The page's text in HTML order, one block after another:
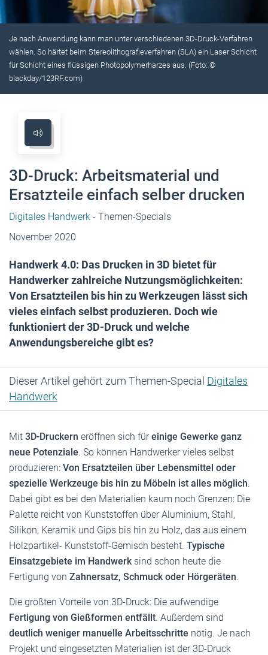
Je nach Anwendung kann man unter verschiedenen 3D-Druck-Verfahren
wählen. So härtet beim Stereolithografieverfahren (SLA) ein Laser Schicht
für Schicht eines flüssigen Photopolymerharzes aus. (Foto: ©
blackday/123RF.com)
3D-Druck: Arbeitsmaterial und
Ersatzteile einfach selber drucken
Digitales Handwerk - Themen-Specials
November 2020
Handwerk 4.0: Das Drucken in 3D bietet für
Handwerker zahlreiche Nutzungsmöglichkeiten:
Von Ersatzteilen bis hin zu Werkzeugen lässt sich
vieles einfach selbst produzieren. Doch wie
funktioniert der 3D-Druck und welche
Anwendungsbereiche gibt es?
Dieser Artikel gehört zum Themen-Special Digitales
Handwerk
Mit 3D-Druckern eröffnen sich füreinige Gewerke ganz
neue Potenziale. So können Handwerker vieles selbst
produzieren: Von Ersatzteilen über Lebensmittel oder
spezielle Werkzeuge bis hin zu Möbeln ist alles möglich.
Dabei gibt es bei den Materialien kaum noch Grenzen: Die
Palette reicht von Kunststoffen über Aluminium, Stahl,
Silikon, Keramik und Gips bis hin zu Holz, das aus einem
Holzpartikel- Kunststoff-Gemisch besteht. Typische
Einsatzgebiete im Handwerk sind schon heute die
Fertigung von Zahnersatz, Schmuck oder Hörgeräten.
Die größten Vorteile von 3D-Druck: Die aufwendige
Fertigung von Gießformen entfällt. Außerdem sind
deutlich weniger manuelle Arbeitsschritte nötig. Je nach
Projekt und eingesetzten Materialien ist der 3D-Druck